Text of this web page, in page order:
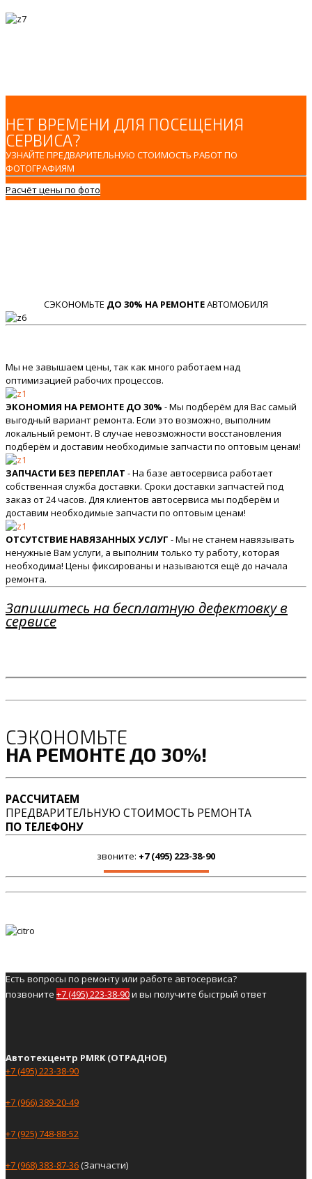
НЕТ ВРЕМЕНИ ДЛЯ ПОСЕЩЕНИЯ
СЕРВИСА?
УЗНАЙТЕ ПРЕДВАРИТЕЛЬНУЮ СТОИМОСТЬ РАБОТ ПО
ФОТОГРАФИЯМ
Расчёт цены по фото
СЭКОНОМЬТЕ ДО 30% НА РЕМОНТЕАВТОМОБИЛЯ
Мы не завышаем цены, так как много работаем над
оптимизацией рабочих процессов.
ЭКОНОМИЯ НА РЕМОНТЕ ДО 30% - Мы подберём для Вас самый
выгодный вариант ремонта. Если это возможно, выполним
локальный ремонт. В случае невозможности восстановления
подберём и доставим необходимые запчасти по оптовым ценам!
ЗАПЧАСТИ БЕЗ ПЕРЕПЛАТ - На базе автосервиса работает
собственная служба доставки. Сроки доставки запчастей под
заказ от 24 часов. Для клиентов автосервиса мы подберём и
доставим необходимые запчасти по оптовым ценам!
ОТСУТСТВИЕ НАВЯЗАННЫХ УСЛУГ - Мы не станем навязывать
ненужные Вам услуги, а выполним только ту работу, которая
необходима! Цены фиксированы и называются ещё до начала
ремонта.
Запишитесь на бесплатную дефектовку в
сервисе
СЭКОНОМЬТЕ
НА РЕМОНТЕ ДО 30%!
РАССЧИТАЕМ
ПРЕДВАРИТЕЛЬНУЮ СТОИМОСТЬ РЕМОНТА
ПО ТЕЛЕФОНУ
звоните: +7 (495) 223-38-90
Есть вопросы по ремонту или работе автосервиса?
позвоните +7 (495) 223-38-90и вы получите быстрый ответ
Автотехцентр PMRK (ОТРАДНОЕ)
+7 (495) 223-38-90
+7 (966) 389-20-49
+7 (925) 748-88-52
+7 (968) 383-87-36(Запчасти)